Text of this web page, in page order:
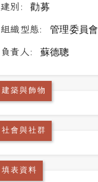
建別: 勸募
組織型態: 管理委員會
負責人: 蘇德聰
建築與飾物
社會與社群
填表資料